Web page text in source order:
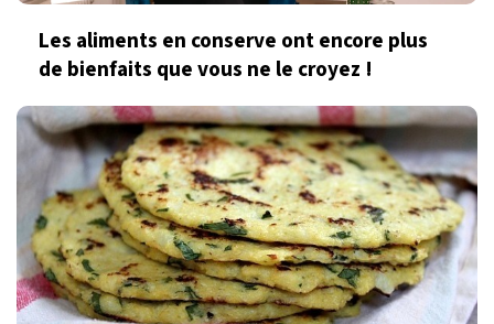
Les aliments en conserve ont encore plus
de bienfaits que vous ne le croyez !